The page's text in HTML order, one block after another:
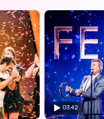
03:42